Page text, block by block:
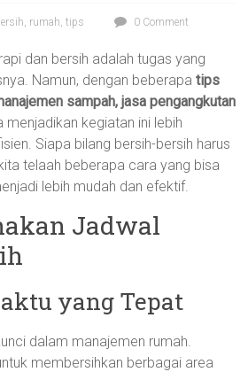
, rumah,tips 0 Comment
dan bersih adalah tugas yang
Namun, dengan beberapatips
sampah, jasa pengangkutan
menjadikan kegiatan ini lebih
Siapa bilang bersih-bersih harus
telaah beberapa cara yang bisa
lebih mudah dan efektif.
Jadwal
yang Tepat
dalam manajemen rumah.
membersihkan berbagai area